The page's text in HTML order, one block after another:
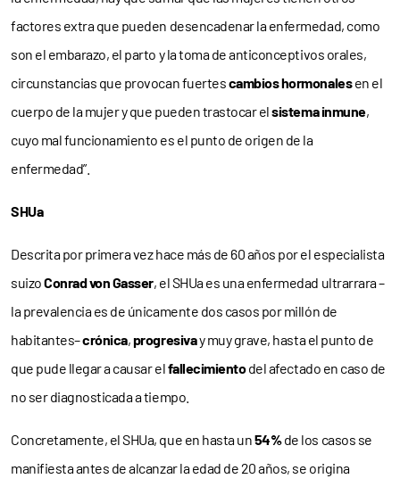
factores extra que pueden desencadenar la enfermedad, como
son el embarazo, el parto y la toma de anticonceptivos orales,
circunstancias que provocan fuertescambios hormonalesen el
cuerpo de la mujer y que pueden trastocar elsistema inmune,
cuyo mal funcionamiento es el punto de origen de la
enfermedad”.
SHUa
Descrita por primera vez hace más de 60 años por el especialista
suizoConrad von Gasser, el SHUa es una enfermedad ultrarrara –
la prevalencia es de únicamente dos casos por millón de
habitantes–crónica,progresivay muy grave, hasta el punto de
que pude llegar a causar elfallecimientodel afectado en caso de
no ser diagnosticada a tiempo.
Concretamente, el SHUa, que en hasta un54%de los casos se
manifiesta antes de alcanzar la edad de 20 años, se origina